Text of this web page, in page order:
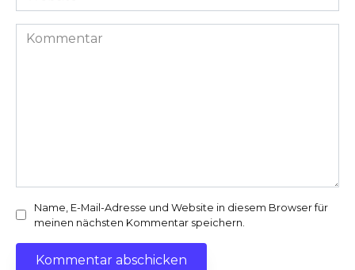
Kommentar
Name, E-Mail-Adresse und Website in diesem Browser für
meinen nächsten Kommentar speichern.